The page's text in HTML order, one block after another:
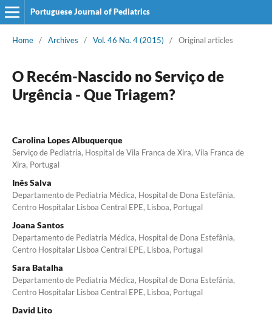
Portuguese Journal of Pediatrics
Home / Archives / Vol. 46 No. 4 (2015) / Original articles
O Recém-Nascido no Serviço de
Urgência - Que Triagem?
Carolina Lopes Albuquerque
Serviço de Pediatria, Hospital de Vila Franca de Xira, Vila Franca de
Xira, Portugal
Inês Salva
Departamento de Pediatria Médica, Hospital de Dona Estefânia,
Centro Hospitalar Lisboa Central EPE, Lisboa, Portugal
Joana Santos
Departamento de Pediatria Médica, Hospital de Dona Estefânia,
Centro Hospitalar Lisboa Central EPE, Lisboa, Portugal
Sara Batalha
Departamento de Pediatria Médica, Hospital de Dona Estefânia,
Centro Hospitalar Lisboa Central EPE, Lisboa, Portugal
David Lito